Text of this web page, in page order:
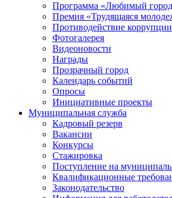
Программа «Любимый
Премия «Трудящаяся
Противодействие коррупции
Фотогалерея
Видеоновости
Награды
Прозрачный город
Календарь событий
Опросы
Инициативные проекты
Муниципальная служба
Кадровый резерв
Вакансии
Конкурсы
Стажировка
Поступление на
Квалификационные
Законодательство